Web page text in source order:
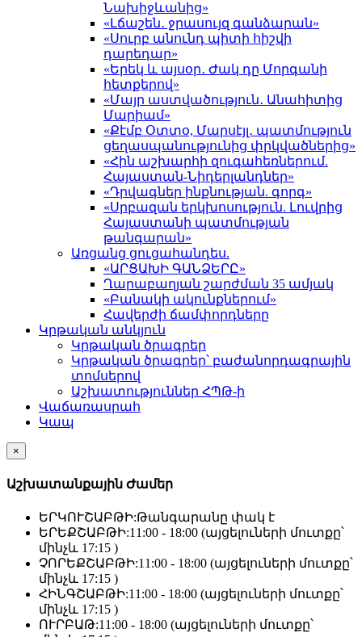
Նախիջևանից»
«Լճաշեն․ ջրասույզ գանձարան»
«Սուրբ անունդ պիտի հիշվի
դարեդար»
«Երեկ և այսօր․ Ժակ դը Մորգանի
հետքերով»
«Մայր աստվածություն․ Անահիտից
Մարիամ»
«Քէմբ Օտտօ, Մարսէյլ․ պատմություն
ցեղասպանությունից փրկվածներից»
«Հին աշխարհի զուգահեռներում.
Հայաստան-Նիդերլանդներ»
«Դրվագներ ինքնության. գորգ»
«Սրբազան երկխոսություն. Լուվրից
Հայաստանի պատմության
թանգարան»
Առցանց ցուցահանդես.
«ԱՐՑԱԽԻ ԳԱՆՁԵՐԸ»
Ղարաբաղյան շարժման 35 ամյակ
«Բանակի ակունքներում»
Հավերժի ճամփորդները
Կրթական անկյուն
Կրթական ծրագրեր
Կրթական ծրագրեր՝ բաժանորդագրային
տոմսերով
Աշխատություններ ՀՊԹ-ի
Վաճառասրահ
Կապ
×
Աշխատանքային Ժամեր
ԵՐԿՈՒՇԱԲԹԻ:Թանգարանը փակ է
ԵՐԵՔՇԱԲԹԻ:11:00 - 18:00 (այցելուների մուտքը՝
մինչև 17:15 )
ՉՈՐԵՔՇԱԲԹԻ:11:00 - 18:00 (այցելուների մուտքը՝
մինչև 17:15 )
ՀԻՆԳՇԱԲԹԻ:11:00 - 18:00 (այցելուների մուտքը՝
մինչև 17:15 )
ՈՒՐԲԱԹ:11:00 - 18:00 (այցելուների մուտքը՝